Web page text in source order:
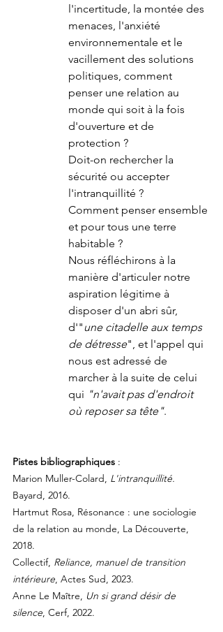
l'incertitude, la montée des
menaces, l'anxiété
environnementale et le
vacillement des solutions
politiques, comment
penser une relation au
monde qui soit à la fois
d'ouverture et de
protection ?
Doit-on rechercher la
sécurité ou accepter
l'intranquillité ?
Comment penser ensemble
et pour tous une terre
habitable ?
Nous réfléchirons à la
manière d'articuler notre
aspiration légitime à
disposer d'un abri sûr,
d'"une citadelle aux temps
de détresse", et l'appel qui
nous est adressé de
marcher à la suite de celui
qui "n'avait pas d'endroit
où reposer sa tête".
Pistes bibliographiques :
Marion Muller-Colard, L'intranquillité.
Bayard, 2016.
Hartmut Rosa, Résonance : une sociologie
de la relation au monde, La Découverte,
2018.
Collectif, Reliance, manuel de transition
intérieure, Actes Sud, 2023.
Anne Le Maître, Un si grand désir de
silence, Cerf, 2022.